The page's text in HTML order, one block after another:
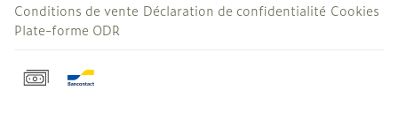
Conditions de vente Déclaration de confidentialité Cookies
Plate-forme ODR